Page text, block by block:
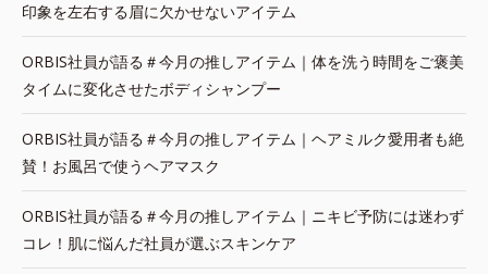
印象を左右する眉に欠かせないアイテム
ORBIS社員が語る＃今月の推しアイテム｜体を洗う時間をご褒美
タイムに変化させたボディシャンプー
ORBIS社員が語る＃今月の推しアイテム｜ヘアミルク愛用者も絶
賛！お風呂で使うヘアマスク
ORBIS社員が語る＃今月の推しアイテム｜ニキビ予防には迷わず
コレ！肌に悩んだ社員が選ぶスキンケア